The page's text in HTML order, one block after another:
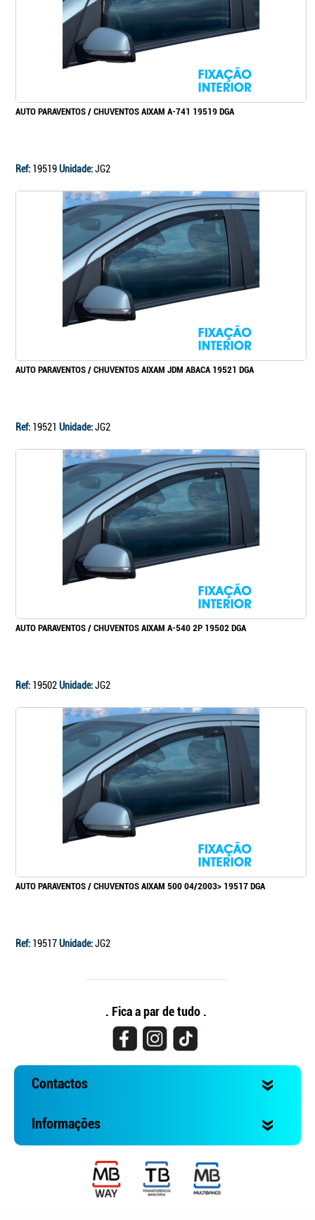
AUTO PARAVENTOS / CHUVENTOS AIXAM A-741 19519 DGA
Ref: 19519Unidade:JG2
AUTO PARAVENTOS / CHUVENTOS AIXAM JDM ABACA 19521 DGA
Ref: 19521 Unidade:JG2
AUTO PARAVENTOS / CHUVENTOS AIXAM A-540 2P 19502 DGA
Ref: 19502Unidade:JG2
AUTO PARAVENTOS / CHUVENTOS AIXAM 500 04/2003> 19517 DGA
Ref: 19517Unidade:JG2
Continuar a comprar
. Fica a par de tudo .
Contactos
Informações